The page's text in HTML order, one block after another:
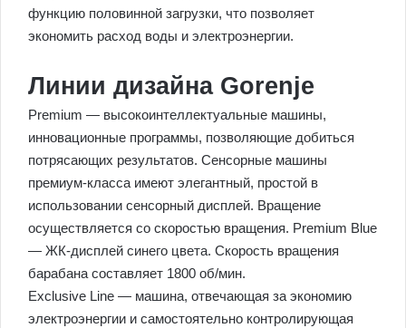
функцию половинной загрузки, что позволяет
экономить расход воды и электроэнергии.
Линии дизайна Gorenje
Premium — высокоинтеллектуальные машины,
инновационные программы, позволяющие добиться
потрясающих результатов. Сенсорные машины
премиум-класса имеют элегантный, простой в
использовании сенсорный дисплей. Вращение
осуществляется со скоростью вращения. Premium Blue
— ЖК-дисплей синего цвета. Скорость вращения
барабана составляет 1800 об/мин.
Exclusive Line — машина, отвечающая за экономию
электроэнергии и самостоятельно контролирующая